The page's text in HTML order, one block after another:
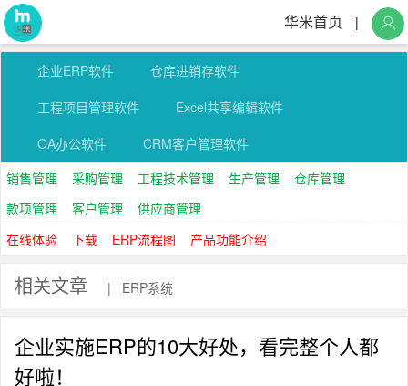
华米首页 |
企业ERP软件
仓库进销存软件
工程项目管理软件
Excel共享编辑软件
OA办公软件
CRM客户管理软件
销售管理
采购管理 工程技术管理 生产管理
仓库管理
款项管理
客户管理
供应商管理
在线体验
下载 ERP流程图 产品功能介绍
相关文章 | ERP系统
企业实施ERP的10大好处，看完整个人都
好啦！